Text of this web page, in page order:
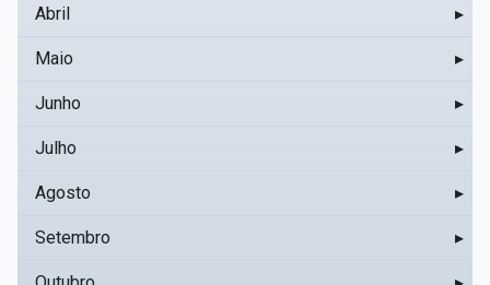
Abril ▸
Maio ▸
Junho ▸
Julho ▸
Agosto ▸
Setembro ▸